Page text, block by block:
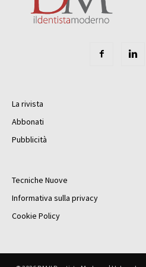
La rivista
Abbonati
Pubblicità
Tecniche Nuove
Informativa sulla privacy
Cookie Policy